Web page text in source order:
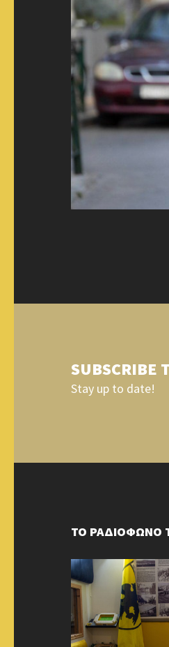
SUBSCRIBE
Stay up to date!
ΤΟ ΡΑΔΙΟΦΩΝΟ